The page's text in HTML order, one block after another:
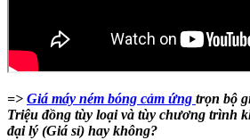
=> Giá máy ném bóng cảm ứng trọn bộ
Triệu đồng tùy loại và tùy chương trình
đại lý (Giá sỉ) hay không?